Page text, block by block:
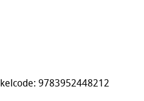
9783952448212